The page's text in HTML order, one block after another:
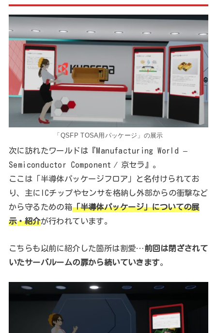
「QSFP TOSA用パッケージ」の展示
次に訪れたワールドは『Manufacturing World –
Semiconductor Component ⁄ 京セラ』。
ここは「半導体パッケージフロア」と名付けられてお
り、主にICチップやセンサを格納し外部からの衝撃など
から守るための箱「半導体パッケージ」についての展
示・紹介が行われています。
こちらも以前に紹介した箇所は割愛…前回は閉ざされて
いたサーバルームの扉から続いていきます。